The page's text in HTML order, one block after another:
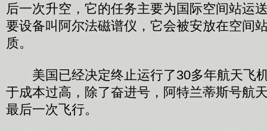
后一次升空，它的任务主要为国际空间站运
要设备叫阿尔法磁谱仪，它会被安放在空间
质。
美国已经决定终止运行了30多年航天飞
于成本过高，除了奋进号，阿特兰蒂斯号航
最后一次飞行。